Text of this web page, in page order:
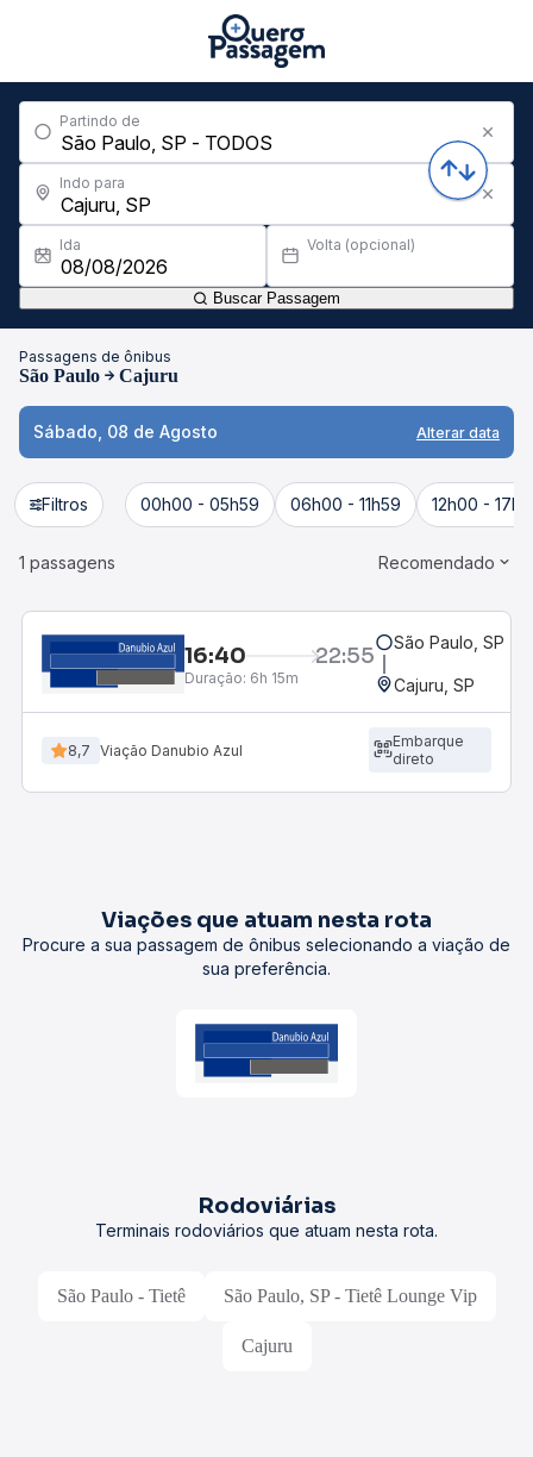
Partindo de
Indo para
Ida Volta (opcional)
Buscar Passagem
Passagens de ônibus
São Paulo Cajuru
Sábado, 08 de Agosto Alterar data
Filtros 00h00 - 05h59 06h00 - 11h59 12h00 -
1 passagens Recomendado
16:40 22:55
Duração: 6h 15m
São Paulo, SP -
Cajuru, SP
8,7 Viação Danubio Azul
Embarque
direto
Viações que atuam nesta rota
Procure a sua passagem de ônibus selecionando a viação de
sua preferência.
Rodoviárias
Terminais rodoviários que atuam nesta rota.
São Paulo - Tietê São Paulo, SP - Tietê Lounge Vip
Cajuru